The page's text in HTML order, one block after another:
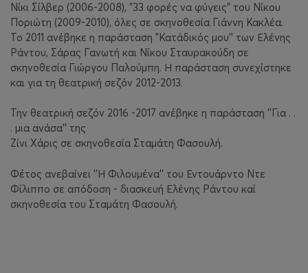
Νίκι Σίλβερ (2006-2008), "33 φορές να φύγεις" του Νίκου
Ποριώτη (2009-2010), όλες σε σκηνοθεσία Γιάννη Κακλέα.
Το 2011 ανέβηκε η παράσταση "Κατάδικός μου'' των Ελένης
Ράντου, Σάρας Γανωτή και Νίκου Σταυρακούδη σε
σκηνοθεσία Γιώργου Παλούμπη. Η παράσταση συνεχίστηκε
και για τη θεατρική σεζόν 2012-2013.
Την θεατρική σεζόν 2016 -2017 ανέβηκε η παράσταση ''Για . .
. μια ανάσα'' της
Ζίνι Χάρις σε σκηνοθεσία Σταμάτη Φασουλή.
Φέτος ανεβαίνει ''Η Φιλουμένα'' του Εντουάρντο Ντε
Φίλιππο σε απόδοση - διασκευή Ελένης Ράντου καί
σκηνοθεσία του Σταμάτη Φασουλή.